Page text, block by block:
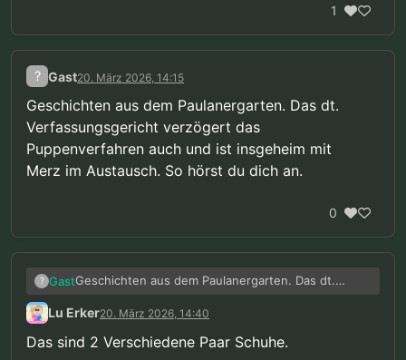
1
? Gast20. März 2026, 14:15
Geschichten aus dem Paulanergarten. Das dt.
Verfassungsgericht verzögert das
Puppenverfahren auch und ist insgeheim mit
Merz im Austausch. So hörst du dich an.
0
? GastGeschichten aus dem Paulanergarten. Das dt.
Verfassungsgericht verzögert das Puppenverfahren
auch und ist insgeheim mit Merz im Austausch. So
Lu Erker20. März 2026, 14:40
Das sind 2 Verschiedene Paar Schuhe.